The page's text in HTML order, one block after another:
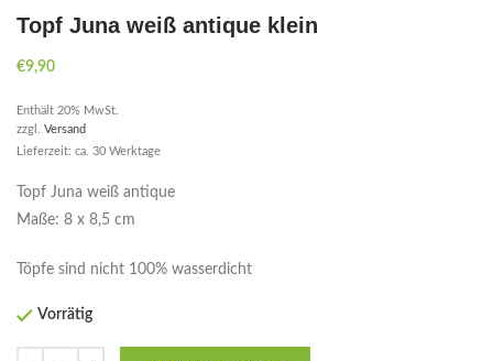
Topf Juna weiß antique klein
€9,90
Enthält 20% MwSt.
zzgl. Versand
Lieferzeit: ca. 30 Werktage
Topf Juna weiß antique
Maße: 8 x 8,5 cm
Töpfe sind nicht 100% wasserdicht
Vorrätig